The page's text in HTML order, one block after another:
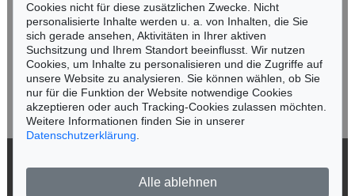
Auktion 541 - Lot 199
Ergebnis:€ 32.500
Jetzt zum Newsletter anmelden >
Impressum
Cookies nicht für diese zusätzlichen Zwecke. Nicht
personalisierte Inhalte werden u. a. von Inhalten, die Sie
sich gerade ansehen, Aktivitäten in Ihrer aktiven
Suchsitzung und Ihrem Standort beeinflusst. Wir nutzen
Cookies, um Inhalte zu personalisieren und die Zugriffe auf
unsere Website zu analysieren. Sie können wählen, ob Sie
nur für die Funktion der Website notwendige Cookies
akzeptieren oder auch Tracking-Cookies zulassen möchten.
Weitere Informationen finden Sie in unserer
Datenschutzerklärung
Alle ablehnen